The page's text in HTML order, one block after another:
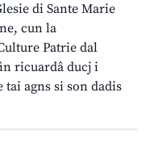
di Sante Marie
cun la
Patrie dal
ricuardâ ducj i
tai agns si son dadis